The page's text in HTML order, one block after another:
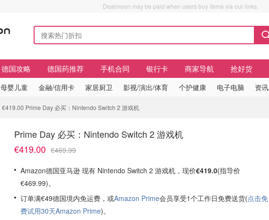
Dealmoon may be paid when users buy items via our links.
德国攻略 德国药推荐 手机合同 银行卡 商家导航 抢好货
母婴儿童 金融/信用卡 家居厨卫 影视/演出/体育 个护健康 电子电脑 资讯
€419.00 Prime Day 必买：Nintendo Switch 2 游戏机
Prime Day 必买：Nintendo Switch 2 游戏机
€419.00 €469.99
Amazon德国亚马逊 现有 Nintendo Switch 2 游戏机，现价€419.0(指导价
€469.99)。
订单满€49德国境内免运费，或Amazon Prime会员享受1个工作日免费送货(点击免
费试用30天Amazon Prime)。